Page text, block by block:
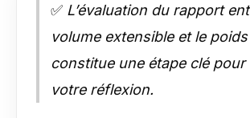
✅ L’évaluation du rapport
volume extensible et le
constitue une étape clé pour
votre réflexion.